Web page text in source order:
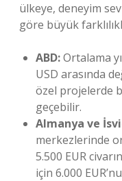
ülkeye, deneyim
göre büyük
ABD:Ortalama
USD arasında
özel projelerde
geçebilir.
Almanya ve
merkezlerinde
5.500 EUR
için 6.000